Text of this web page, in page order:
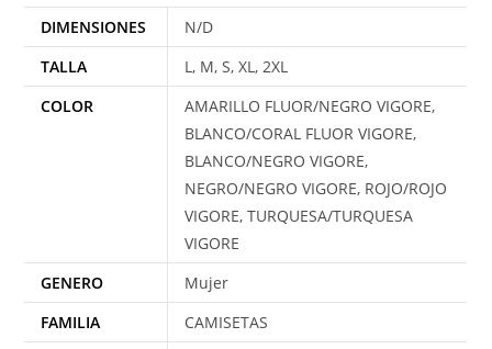
DIMENSIONES
N/D
TALLA
L, M, S, XL, 2XL
COLOR
AMARILLO FLUOR/NEGRO VIGORE,
BLANCO/CORAL FLUOR VIGORE,
BLANCO/NEGRO VIGORE,
NEGRO/NEGRO VIGORE, ROJO/ROJO
VIGORE, TURQUESA/TURQUESA
VIGORE
GENERO
Mujer
FAMILIA
CAMISETAS